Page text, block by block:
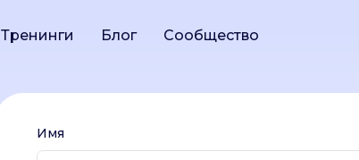
Тренинги Блог Сообщество
Имя